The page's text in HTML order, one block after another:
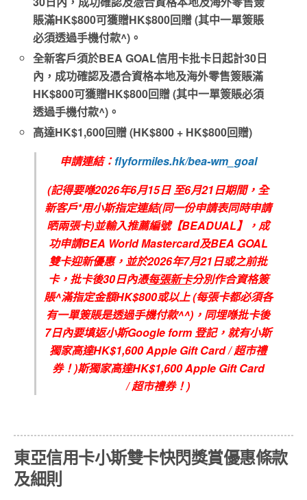
賬滿HK$800可獲贈HK$800回贈 (其中一單簽賬
必須透過手機付款^)。
全新客戶須於BEA GOAL信用卡批卡日起計30日
內，成功確認及憑合資格本地及海外零售簽賬滿
HK$800可獲贈HK$800回贈 (其中一單簽賬必須
透過手機付款^)。
高達HK$1,600回贈 (HK$800 + HK$800回贈)
申請連結：flyformiles.hk/bea-wm_goal
(記得要喺2026年6月15日 至6月21日期間，全
新客戶*用小斯指定連結(同一份申請表同時申請
晒兩張卡)並輸入推薦編號【BEADUAL】，成
功申請BEA World Mastercard及BEA GOAL
雙卡迎新優惠，並於2026年7月21日或之前批
卡，批卡後30日內憑每張新卡分別作合資格簽
賬^滿指定金額HK$800或以上 (每張卡都必須各
有一單簽賬是透過手機付款^^)，同埋喺批卡後
7日內要填返小斯Google form 登記，就有小斯
獨家高達HK$1,600 Apple Gift Card / 超市禮
券！)斯獨家高達HK$1,600 Apple Gift Card
/超市禮券！)
東亞信用卡小斯雙卡快閃獎賞優惠條款
及細則